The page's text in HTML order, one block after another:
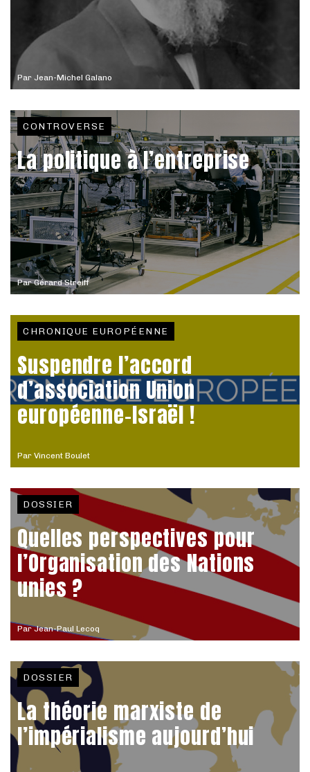
Par Jean-Michel Galano
ParGérard Streiff
CONTROVERSE
La politique à l’entreprise
Par Vincent Boulet
CHRONIQUE EUROPÉENNE
Suspendre l’accord
d’association Union
européenne-Israël !
ParJean-Paul Lecoq
DOSSIER
Quelles perspectives pour
l’Organisation des Nations
unies ?
DOSSIER
La théorie marxiste de
l’impérialisme aujourd’hui